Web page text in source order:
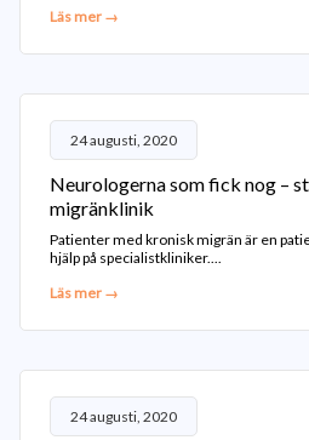
Läs mer →
24 augusti, 2020
Neurologerna som fick nog –
migränklinik
Patienter med kronisk migrän är en
hjälp på specialistkliniker....
Läs mer →
24 augusti, 2020